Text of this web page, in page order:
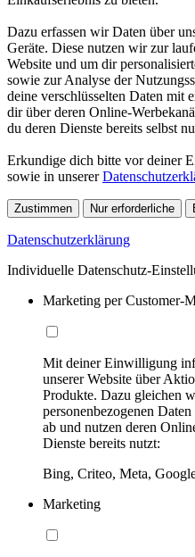
Dazu erfassen wir Daten über
Geräte. Diese nutzen wir zur
Website und um dir
sowie zur Analyse der
deine verschlüsselten Daten mit
dir über deren Online-
du deren Dienste bereits selbst
Erkundige dich bitte vor deiner
sowie in unserer
Zustimmen Nur erforderliche
Datenschutzerklärung
Individuelle Datenschutz-
Marketing per Customer-
Mit deiner Einwilligung
unserer Website über
Produkte. Dazu gleichen
personenbezogenen
ab und nutzen deren
Dienste bereits nutzt:
Bing, Criteo, Meta,
Marketing